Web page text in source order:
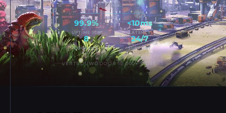
2020.
99.9%
UPTIME SLA
<10ms
LATENCY
8
LOCATIES
24/7
SUPPORT
VERTROUWD DOOR 10,000+ GAMERS